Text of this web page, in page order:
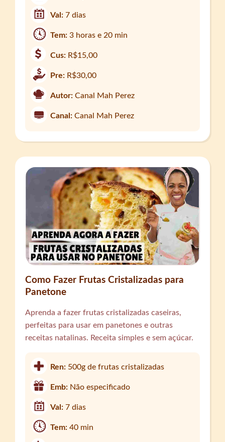
Val:7 dias
Tem:3 horas e 20 min
Cus: R$15,00
Pre: R$30,00
Autor: Canal Mah Perez
Canal: Canal Mah Perez
Como Fazer Frutas Cristalizadas para
Panetone
Aprenda a fazer frutas cristalizadas caseiras,
perfeitas para usar em panetones e outras
receitas natalinas. Receita simples e sem açúcar.
Ren: 500g de frutas cristalizadas
Emb: Não especificado
Val:7 dias
Tem:40 min